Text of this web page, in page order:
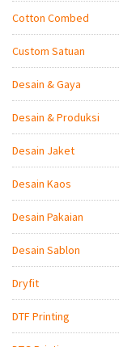
Cotton Combed
Custom Satuan
Desain & Gaya
Desain & Produksi
Desain Jaket
Desain Kaos
Desain Pakaian
Desain Sablon
Dryfit
DTF Printing